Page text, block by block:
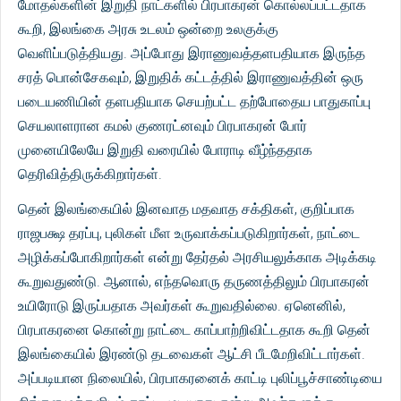
மோதல்களின் இறுதி நாட்களில் பிரபாகரன் கொல்லப்பட்டதாக
கூறி, இலங்கை அரசு உடலம் ஒன்றை உலகுக்கு
வெளிப்படுத்தியது. அப்போது இராணுவத்தளபதியாக இருந்த
சரத் பொன்சேகவும், இறுதிக் கட்டத்தில் இராணுவத்தின் ஒரு
படையணியின் தளபதியாக செயற்பட்ட தற்போதைய பாதுகாப்பு
செயலாளரான கமல் குணரட்னவும் பிரபாகரன் போர்
முனையிலேயே இறுதி வரையில் போராடி வீழ்ந்ததாக
தெரிவித்திருக்கிறார்கள்.
தென் இலங்கையில் இனவாத மதவாத சக்திகள், குறிப்பாக
ராஜபக்ஷ தரப்பு, புலிகள் மீள உருவாக்கப்படுகிறார்கள், நாட்டை
அழிக்கப்போகிறார்கள் என்று தேர்தல் அரசியலுக்காக அடிக்கடி
கூறுவதுண்டு. ஆனால், எந்தவொரு தருணத்திலும் பிரபாகரன்
உயிரோடு இருப்பதாக அவர்கள் கூறுவதில்லை. ஏனெனில்,
பிரபாகரனை கொன்று நாட்டை காப்பாற்றிவிட்டதாக கூறி தென்
இலங்கையில் இரண்டு தடவைகள் ஆட்சி பீடமேறிவிட்டார்கள்.
அப்படியான நிலையில், பிரபாகரனைக் காட்டி புலிப்பூச்சாண்டியை